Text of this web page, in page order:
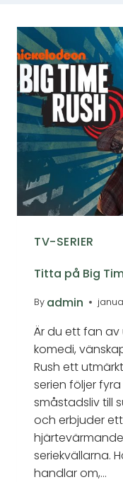
TV-SERIER
Titta på Big
By admin
Är du ett fan
komedi,
Rush ett
serien följer
småstadsliv till
och erbjuder
seriekvällarna.
handlar om,…